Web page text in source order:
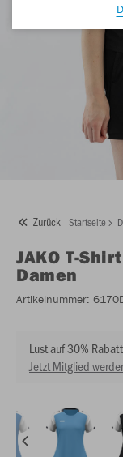
Zurück Startseite
JAKO T-
Damen
Artikelnummer:
Lust auf 30%
Jetzt Mitglied